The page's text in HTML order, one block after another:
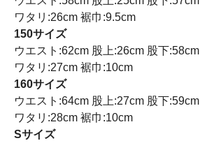
ワタリ:26cm 裾巾:9.5cm
150サイズ
ウエスト:62cm 股上:26cm 股下:58cm
ワタリ:27cm 裾巾:10cm
160サイズ
ウエスト:64cm 股上:27cm 股下:59cm
ワタリ:28cm 裾巾:10cm
Sサイズ